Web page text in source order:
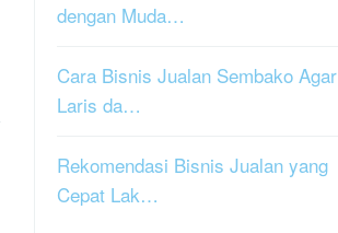
dengan Muda…
Cara Bisnis Jualan Sembako Agar
Laris da…
Rekomendasi Bisnis Jualan yang
Cepat Lak…